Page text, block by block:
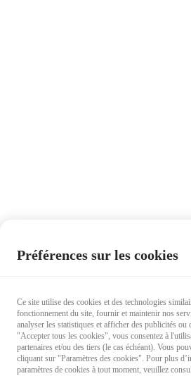
Préférences sur les cookies
Ce site utilise des cookies et des technologies
fonctionnement du site, fournir et maintenir nos
analyser les statistiques et afficher des publicités
"Accepter tous les cookies", vous consentez à
partenaires et/ou des tiers (le cas échéant). Vous
cliquant sur "Paramètres des cookies". Pour plus
paramètres de cookies à tout moment, veuillez